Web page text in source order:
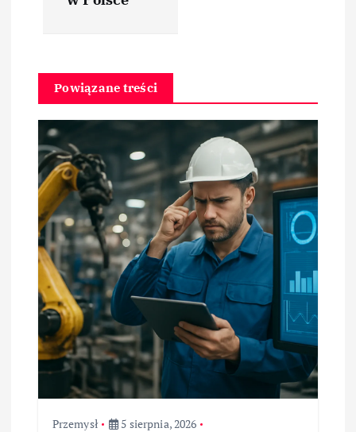
a
w
p
s
u
Powiązane treści
Przemysł
5 sierpnia, 2026